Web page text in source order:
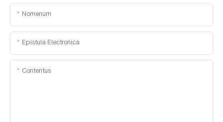
Nomenum
Epistula Electronica
Contentus